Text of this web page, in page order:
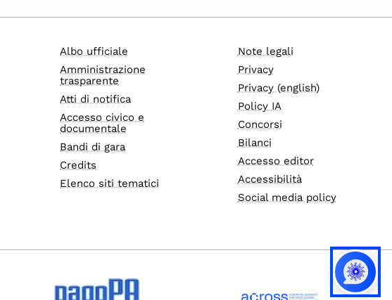
Albo ufficiale
Amministrazione
trasparente
Atti di notifica
Accesso civico e
documentale
Bandi di gara
Credits
Elenco siti tematici
Note legali
Privacy
Privacy (english)
Policy IA
Concorsi
Bilanci
Accesso editor
Accessibilità
Social media policy